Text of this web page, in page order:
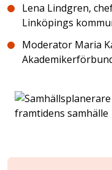
Lena Lindgren,
Linköpings
Moderator Maria